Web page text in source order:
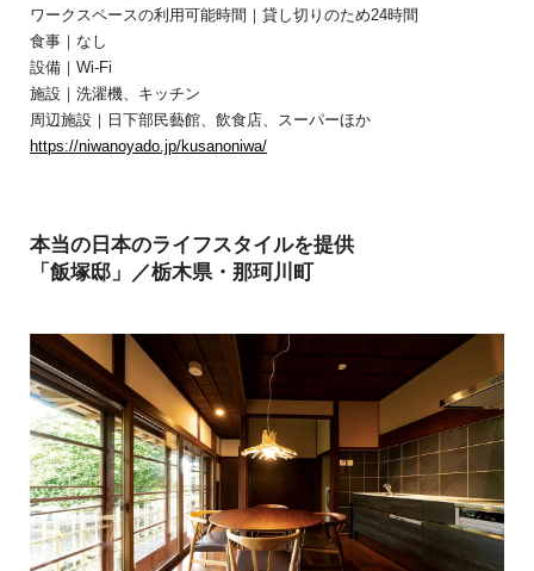
ワークスペースの利用可能時間｜貸し切りのため24時間
食事｜なし
設備｜Wi-Fi
施設｜洗濯機、キッチン
周辺施設｜日下部民藝館、飲食店、スーパーほか
https://niwanoyado.jp/kusanoniwa/
本当の日本のライフスタイルを提供
「飯塚邸」／栃木県・那珂川町